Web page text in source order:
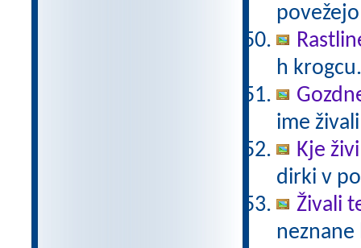
h krogcu.
ime
Kje
dirki v
Živali
neznane